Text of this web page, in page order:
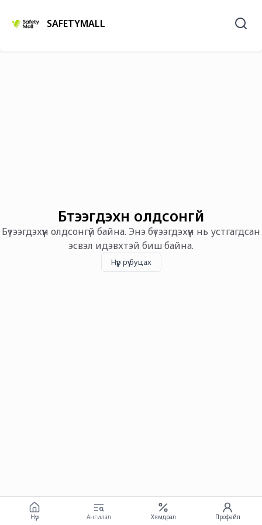
SAFETYMALL
Бүтээгдэхүүн олдсонгүй
Бүтээгдэхүүн олдсонгүй байна. Энэ бүтээгдэхүүн нь устгагдсан
эсвэл идэвхтэй биш байна.
Нүүр рүү буцах
Нүүр Ангилал Хямдрал Профайл